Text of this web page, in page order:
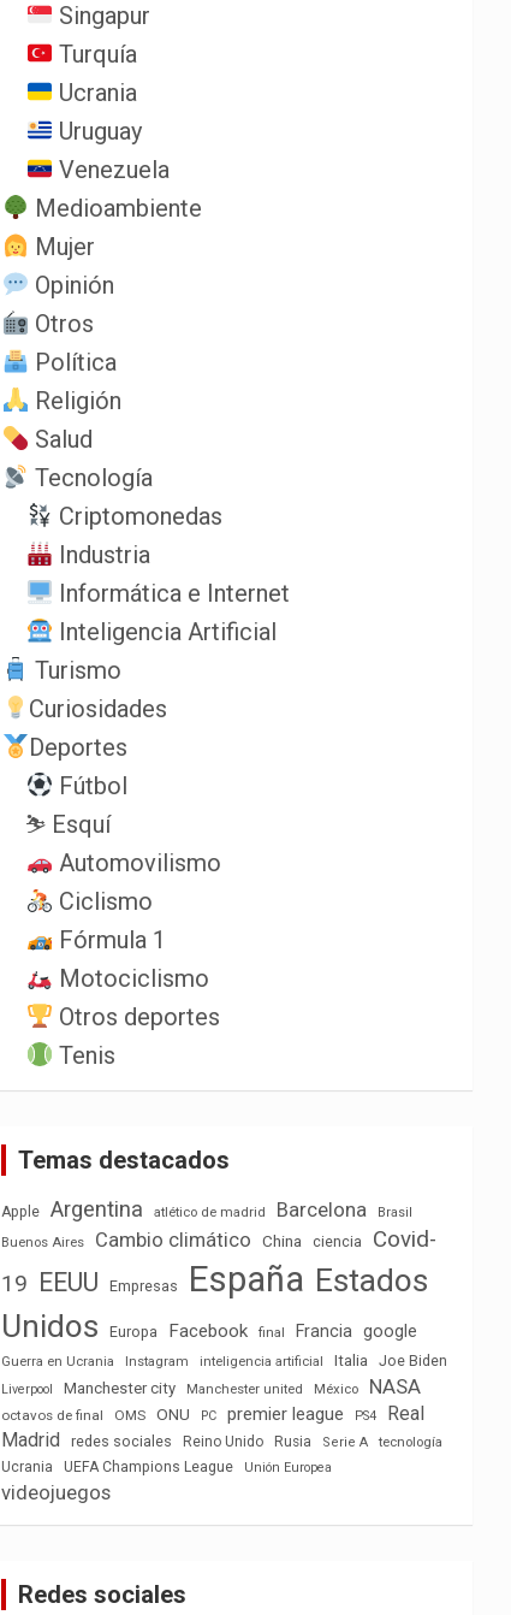
Singapur
Turquía
Ucrania
Uruguay
Venezuela
Medioambiente
Mujer
Opinión
Otros
Política
Religión
Salud
Tecnología
Criptomonedas
Industria
Informática e Internet
Inteligencia Artificial
Turismo
Curiosidades
Deportes
Fútbol
⛷️ Esquí
Automovilismo
Ciclismo
Fórmula 1
Motociclismo
Otros deportes
Tenis
Temas destacados
Apple Argentina atlético de madrid Barcelona
Brasil
Buenos Aires
Cambio climático China ciencia
Covid-
19
EEUU Empresas España Estados
Unidos
Europa Facebook final Francia google
Guerra en Ucrania Instagram inteligencia artificial Italia Joe Biden
Liverpool Manchester city Manchester united México NASA
octavos de final OMS ONU PC premier league PS4
Real
Madrid
redes sociales Reino Unido Rusia Serie A
tecnología
Ucrania
UEFA Champions League Unión Europea
videojuegos
Redes sociales